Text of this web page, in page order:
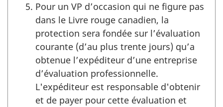
Pour un VP d’occasion qui ne figure pas
dans le Livre rouge canadien, la
protection sera fondée sur l’évaluation
courante (d’au plus trente jours) qu’a
obtenue l’expéditeur d’une entreprise
d’évaluation professionnelle.
L'expéditeur est responsable d'obtenir
et de payer pour cette évaluation et